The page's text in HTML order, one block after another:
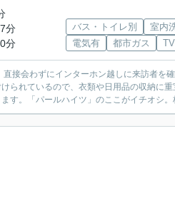
分
分
バス・トイレ別 室内
電気有
都市ガス
接会わずにインターホン越しに来訪者を
られているので、衣類や日用品の収納に
す。「パールハイツ」のここがイチオシ。